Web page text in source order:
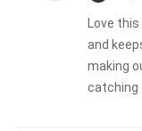
Love
and
making
catching